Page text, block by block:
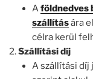
Aföldnedves
szállítására
célra kerül
Szállítási díj
A szállítási díj